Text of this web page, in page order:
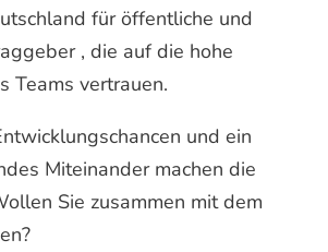
für öffentliche und
, die auf die hohe
Teams vertrauen.
und ein
Miteinander machen die
Sie zusammen mit dem